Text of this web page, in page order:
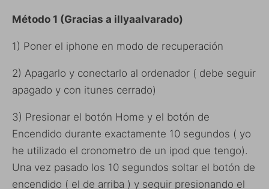
Método 1 (Gracias a illyaalvarado)
1) Poner el iphone en modo de recuperación
2) Apagarlo y conectarlo al ordenador ( debe seguir
apagado y con itunes cerrado)
3) Presionar el botón Home y el botón de
Encendido durante exactamente 10 segundos ( yo
he utilizado el cronometro de un ipod que tengo).
Una vez pasado los 10 segundos soltar el botón de
encendido ( el de arriba ) y seguir presionando el